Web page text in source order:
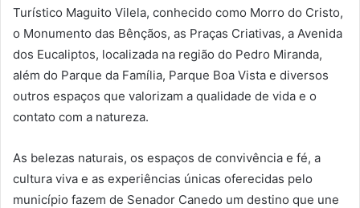
Turístico Maguito Vilela, conhecido como Morro do Cristo,
o Monumento das Bênçãos, as Praças Criativas, a Avenida
dos Eucaliptos, localizada na região do Pedro Miranda,
além do Parque da Família, Parque Boa Vista e diversos
outros espaços que valorizam a qualidade de vida e o
contato com a natureza.
As belezas naturais, os espaços de convivência e fé, a
cultura viva e as experiências únicas oferecidas pelo
município fazem de Senador Canedo um destino que une